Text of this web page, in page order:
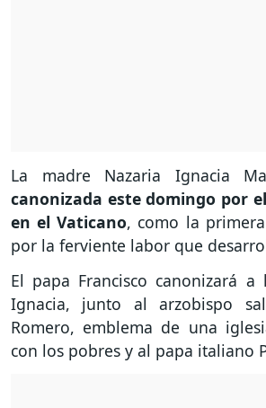
La madre Nazaria Ignacia
canonizada este domingo por
en el Vaticano, como la
por la ferviente labor que
El papa Francisco canonizará a
Ignacia, junto al arzobispo
Romero, emblema de una
con los pobres y al papa italiano